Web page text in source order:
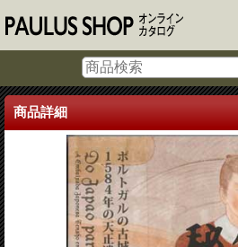
商品詳細